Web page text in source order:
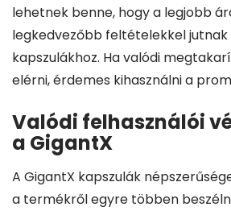
lehetnek benne, hogy a legjobb
legkedvezőbb feltételekkel jutnak
kapszulákhoz. Ha valódi
elérni, érdemes kihasználni a
Valódi felhasználói
a GigantX
A GigantX kapszulák
a termékről egyre többen